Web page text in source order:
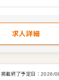
求人詳細
掲載終了予定日： 2026/